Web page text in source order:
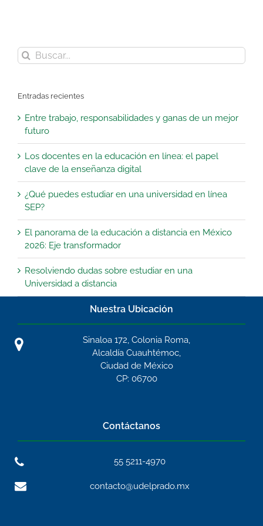
Buscar:
Entradas recientes
Entre trabajo, responsabilidades y ganas de un mejor
futuro
Los docentes en la educación en línea: el papel
clave de la enseñanza digital
¿Qué puedes estudiar en una universidad en línea
SEP?
El panorama de la educación a distancia en México
2026: Eje transformador
Resolviendo dudas sobre estudiar en una
Universidad a distancia
Nuestra Ubicación
Sinaloa 172, Colonia Roma,
Alcaldía Cuauhtémoc,
Ciudad de México
CP: 06700
Contáctanos
55 5211-4970
contacto@udelprado.mx